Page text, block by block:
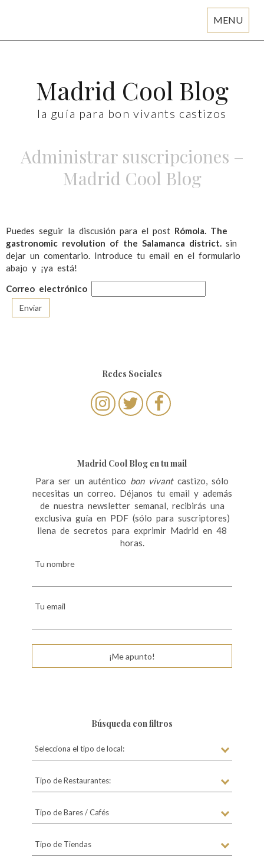
MENU
Madrid Cool Blog
la guía para bon vivants castizos
Administrar suscripciones –
Madrid Cool Blog
Puedes seguir la discusión para el post Rómola. The
gastronomic revolution of the Salamanca district. sin
dejar un comentario. Introduce tu email en el formulario
abajo y ¡ya está!
Correo electrónico
Redes Sociales
Madrid Cool Blog en tu mail
Para ser un auténtico bon vivantcastizo, sólo
necesitas un correo. Déjanos tu email y además
de nuestra newsletter semanal, recibirás una
exclusiva guía en PDF (sólo para suscriptores)
llena de secretos para exprimir Madrid en 48
horas.
Tu nombre
Tu email
¡Me apunto!
Búsqueda con filtros
Selecciona el tipo de local:
Tipo de Restaurantes:
Tipo de Bares / Cafés
Tipo de Tiendas